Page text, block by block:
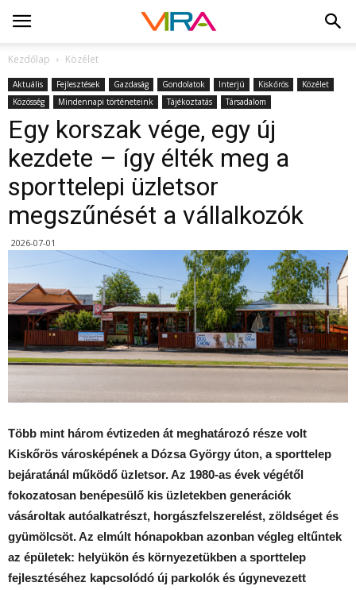
Kezdőlap Közélet
Aktuális Fejlesztések Gazdaság Gondolatok Interjú Kiskőrös
Közélet
Közösség
Mindennapi történeteink Tájékoztatás Társadalom
Egy korszak vége, egy új
kezdete – így élték meg a
sporttelepi üzletsor
megszűnését a vállalkozók
2026-07-01
Több mint három évtizeden át meghatározó része volt
Kiskőrös városképének a Dózsa György úton, a sporttelep
bejáratánál működő üzletsor. Az 1980-as évek végétől
fokozatosan benépesülő kis üzletekben generációk
vásároltak autóalkatrészt, horgászfelszerelést, zöldséget és
gyümölcsöt. Az elmúlt hónapokban azonban végleg eltűntek
az épületek: helyükön és környezetükben a sporttelep
fejlesztéséhez kapcsolódó új parkolók és úgynevezett